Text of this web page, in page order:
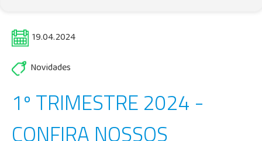
19.04.2024
Novidades
1º TRIMESTRE 2024 -
CONFIRA NOSSOS